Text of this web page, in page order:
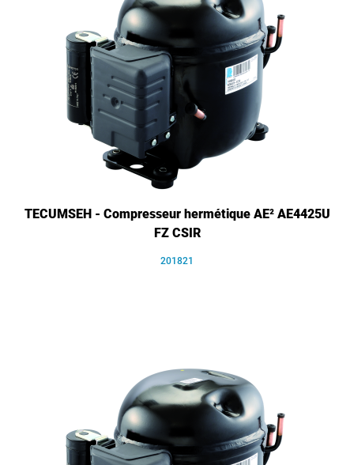
TECUMSEH - Compresseur hermétique AE² AE4425U
FZ CSIR
201821